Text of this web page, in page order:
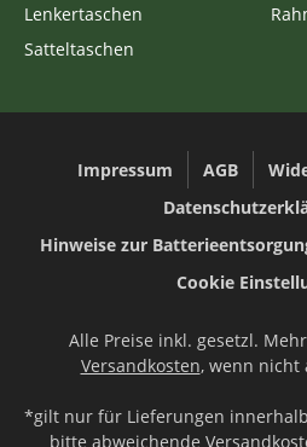
Lenkertaschen
Satteltaschen
Impressum AGB
Hinweise zur
Cookie
Alle Preise inkl. gesetzl.
Versandkosten, wenn nicht
*gilt nur für Lieferungen
bitte abweichende